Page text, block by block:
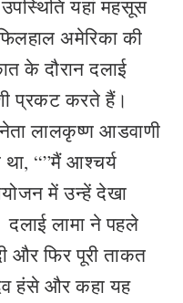
यहां महसूस
अमेरिका की
के दौरान दलाई
प्रकट करते हैं।
नेता लालकृष्ण आडवाणी
“”मैं आश्चर्य
में उन्हें देखा
दलाई लामा ने पहले
और फिर पूरी ताकत
हंसे और कहा यह